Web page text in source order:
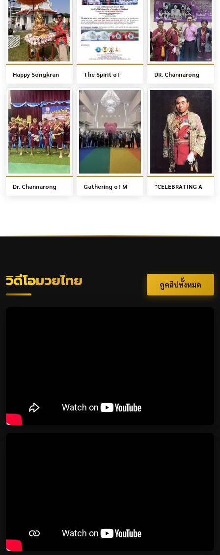
Happy Songkran The Spirit of DR. Channarong
Dr. Channarong Gathering of M "CELEBRATING A
วิดีโอมวยไทย ดูคลิปทั้งหมด